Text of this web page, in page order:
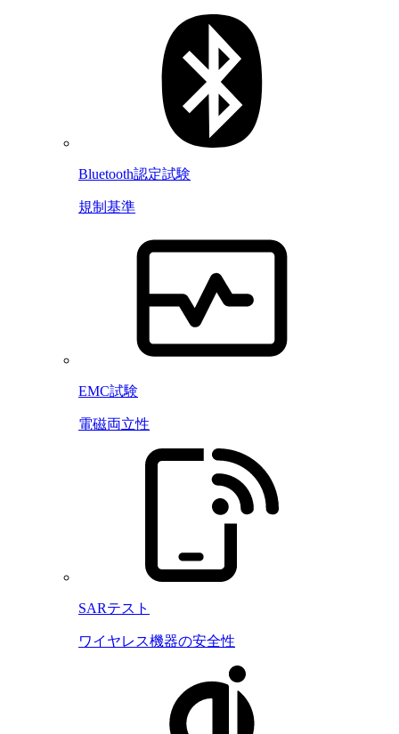
Bluetooth認定試験
規制基準
EMC試験
電磁両立性
SARテスト
ワイヤレス機器の安全性